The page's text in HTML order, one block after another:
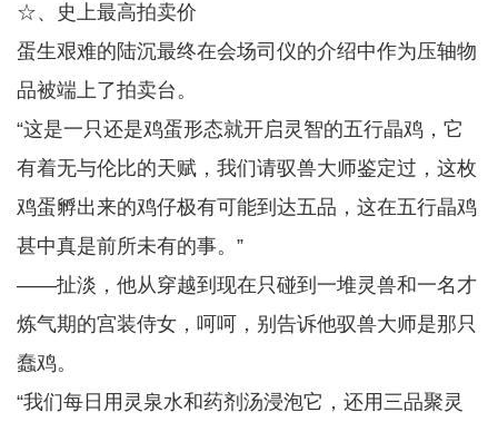
☆、史上最高拍卖价
蛋生艰难的陆沉最终在会场司仪的介绍中作为压轴物
品被端上了拍卖台。
“这是一只还是鸡蛋形态就开启灵智的五行晶鸡，它
有着无与伦比的天赋，我们请驭兽大师鉴定过，这枚
鸡蛋孵出来的鸡仔极有可能到达五品，这在五行晶鸡
甚中真是前所未有的事。”
——扯淡，他从穿越到现在只碰到一堆灵兽和一名才
炼气期的宫装侍女，呵呵，别告诉他驭兽大师是那只
蠢鸡。
“我们每日用灵泉水和药剂汤浸泡它，还用三品聚灵